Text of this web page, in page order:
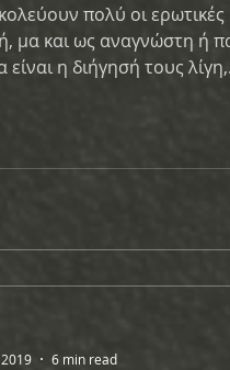
πολύ οι ερωτικές
μα και ως αναγνώστη ή
είναι η διήγησή τους
6 min read